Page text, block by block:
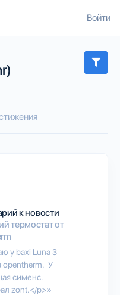
Войти
к новости
термостат от
у baxi Luna 3
opentherm. У
сименс.
zont.</p>»